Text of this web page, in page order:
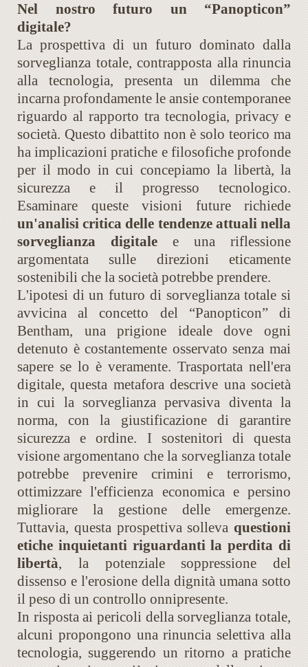
Nel nostro futuro un “Panopticon”
digitale?
La prospettiva di un futuro dominato dalla
sorveglianza totale, contrapposta alla rinuncia
alla tecnologia, presenta un dilemma che
incarna profondamente le ansie contemporanee
riguardo al rapporto tra tecnologia, privacy e
società. Questo dibattito non è solo teorico ma
ha implicazioni pratiche e filosofiche profonde
per il modo in cui concepiamo la libertà, la
sicurezza e il progresso tecnologico.
Esaminare queste visioni future richiede
un'analisi critica delle tendenze attuali nella
sorveglianza digitale e una riflessione
argomentata sulle direzioni eticamente
sostenibili che la società potrebbe prendere.
L'ipotesi di un futuro di sorveglianza totale si
avvicina al concetto del “Panopticon” di
Bentham, una prigione ideale dove ogni
detenuto è costantemente osservato senza mai
sapere se lo è veramente. Trasportata nell'era
digitale, questa metafora descrive una società
in cui la sorveglianza pervasiva diventa la
norma, con la giustificazione di garantire
sicurezza e ordine. I sostenitori di questa
visione argomentano che la sorveglianza totale
potrebbe prevenire crimini e terrorismo,
ottimizzare l'efficienza economica e persino
migliorare la gestione delle emergenze.
Tuttavia, questa prospettiva solleva questioni
etiche inquietanti riguardanti la perdita di
libertà, la potenziale soppressione del
dissenso e l'erosione della dignità umana sotto
il peso di un controllo onnipresente.
In risposta ai pericoli della sorveglianza totale,
alcuni propongono una rinuncia selettiva alla
tecnologia, suggerendo un ritorno a pratiche